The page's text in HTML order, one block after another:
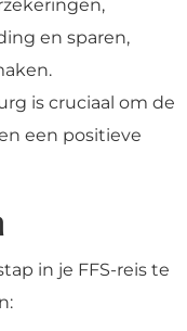
en sparen,
is cruciaal om de
een positieve
in je FFS-reis te